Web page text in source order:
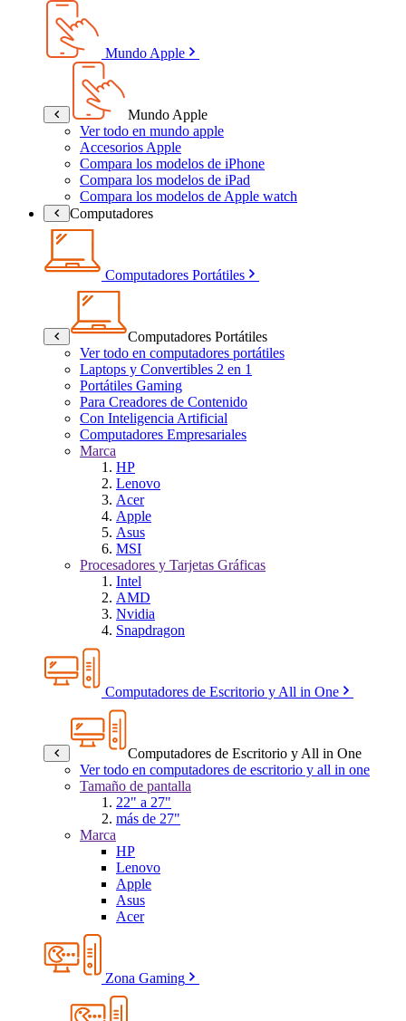
Mundo Apple
Mundo Apple
Ver todo en mundo apple
Accesorios Apple
Compara los modelos de iPhone
Compara los modelos de iPad
Compara los modelos de Apple watch
Computadores
Computadores Portátiles
Computadores Portátiles
Ver todo en computadores portátiles
Laptops y Convertibles 2 en 1
Portátiles Gaming
Para Creadores de Contenido
Con Inteligencia Artificial
Computadores Empresariales
Marca
HP
Lenovo
Acer
Apple
Asus
MSI
Procesadores y Tarjetas Gráficas
Intel
AMD
Nvidia
Snapdragon
Computadores de Escritorio y All in One
Computadores de Escritorio y All in One
Ver todo en computadores de escritorio y all in one
Tamaño de pantalla
22" a 27"
más de 27"
Marca
HP
Lenovo
Apple
Asus
Acer
Zona Gaming